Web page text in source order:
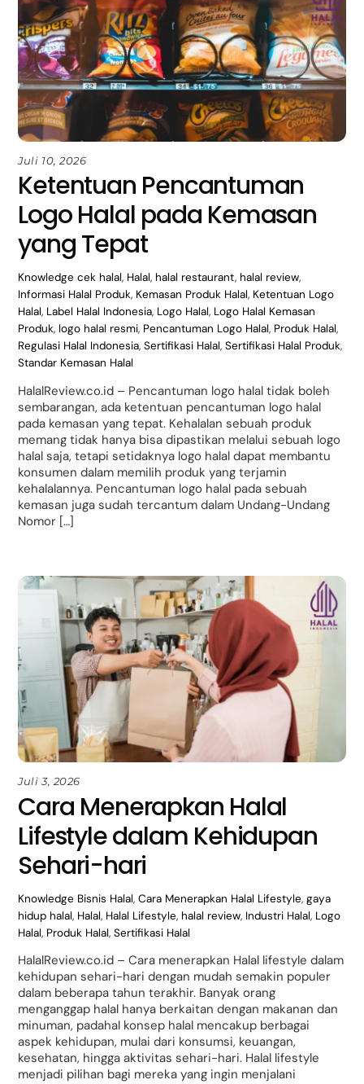
Juli 10, 2026
Ketentuan Pencantuman
Logo Halal pada Kemasan
yang Tepat
Knowledge cek halal, Halal, halal restaurant, halal review,
Informasi Halal Produk, Kemasan Produk Halal, Ketentuan Logo
Halal, Label Halal Indonesia, Logo Halal, Logo Halal Kemasan
Produk, logo halal resmi, Pencantuman Logo Halal, Produk Halal,
Regulasi Halal Indonesia,Sertifikasi Halal,Sertifikasi Halal Produk,
Standar Kemasan Halal
HalalReview.co.id – Pencantuman logo halal tidak boleh
sembarangan, ada ketentuan pencantuman logo halal
pada kemasan yang tepat. Kehalalan sebuah produk
memang tidak hanya bisa dipastikan melalui sebuah logo
halal saja, tetapi setidaknya logo halal dapat membantu
konsumen dalam memilih produk yang terjamin
kehalalannya. Pencantuman logo halal pada sebuah
kemasan juga sudah tercantum dalam Undang-Undang
Nomor […]
Juli 3, 2026
Cara Menerapkan Halal
Lifestyle dalam Kehidupan
Sehari-hari
Knowledge Bisnis Halal,Cara Menerapkan Halal Lifestyle,gaya
hidup halal, Halal, Halal Lifestyle, halal review, Industri Halal, Logo
Halal, Produk Halal,Sertifikasi Halal
HalalReview.co.id – Cara menerapkan Halal lifestyle dalam
kehidupan sehari-hari dengan mudah semakin populer
dalam beberapa tahun terakhir. Banyak orang
menganggap halal hanya berkaitan dengan makanan dan
minuman, padahal konsep halal mencakup berbagai
aspek kehidupan, mulai dari konsumsi, keuangan,
kesehatan, hingga aktivitas sehari-hari. Halal lifestyle
menjadi pilihan bagi mereka yang ingin menjalani